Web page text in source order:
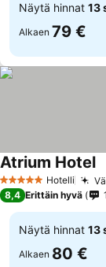
Näytä hinnat 13
Alkaen 79 €
5 Tähtiluokitus
Hotelli
Atrium Hotel
8,4 Erittäin hyvä
Näytä hinnat 13
Alkaen 80 €